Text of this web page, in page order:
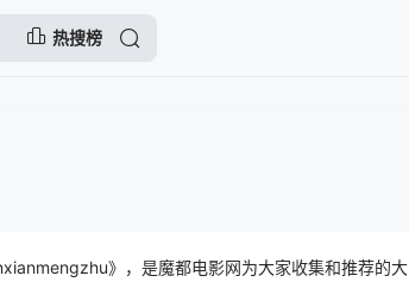
热搜榜
》，是魔都电影网为大家收集和推荐的大